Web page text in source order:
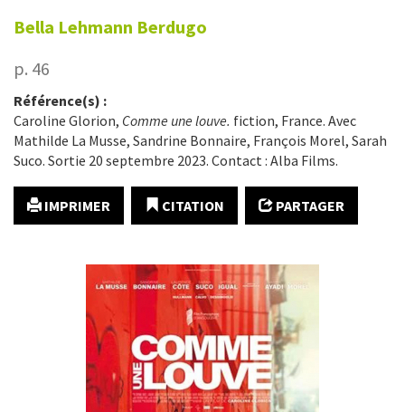
Bella Lehmann Berdugo
p. 46
Référence(s) :
Caroline Glorion, Comme une louve. fiction, France. Avec
Mathilde La Musse, Sandrine Bonnaire, François Morel, Sarah
Suco. Sortie 20 septembre 2023. Contact : Alba Films.
IMPRIMER CITATION PARTAGER